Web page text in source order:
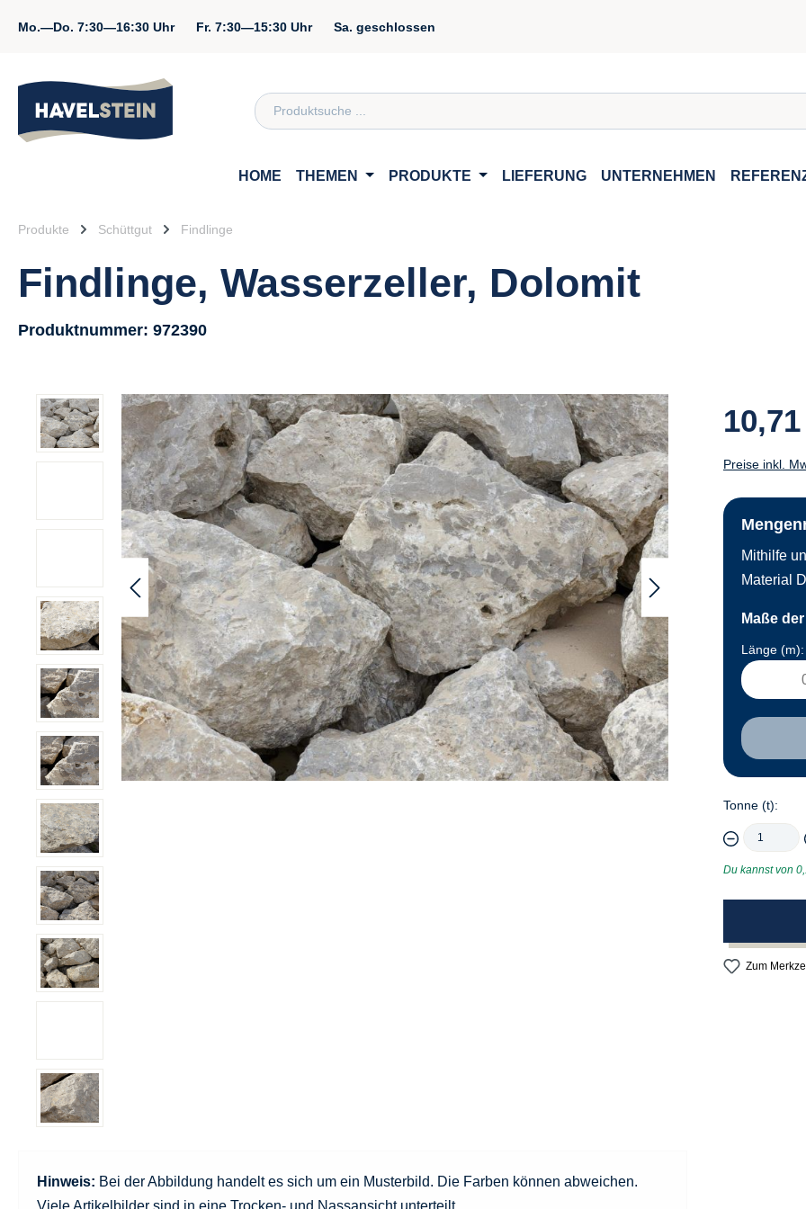
Mo.—Do. 7:30—16:30 Uhr Fr. 7:30—15:30 Uhr Sa. geschlossen
Zum Inhalt
HOME THEMEN PRODUKTE LIEFERUNG UNTERNEHMEN
Produkte Schüttgut Findlinge
Findlinge, Wasserzeller, Dolomit
Produktnummer: 972390
Hinweis: Bei der Abbildung handelt es sich um ein Musterbild. Die Farben können abweichen.
Viele Artikelbilder sind in eine Trocken- und Nassansicht unterteilt.
Preise inkl.
Mithilfe
Material
Maße
Länge (m):
Tonne (t):
Du kannst von
Zum